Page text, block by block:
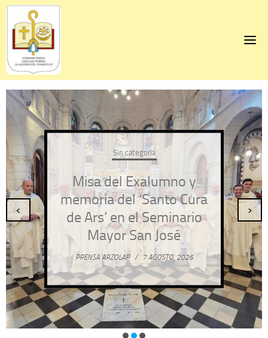
Skip
content
Sin categoría
Misa del Exalumno y
memoria del ‘Santo Cura
de Ars’ en el Seminario
Mayor San José
PRENSA ARZOLAP / 7 AGOSTO, 2026
‹ ›